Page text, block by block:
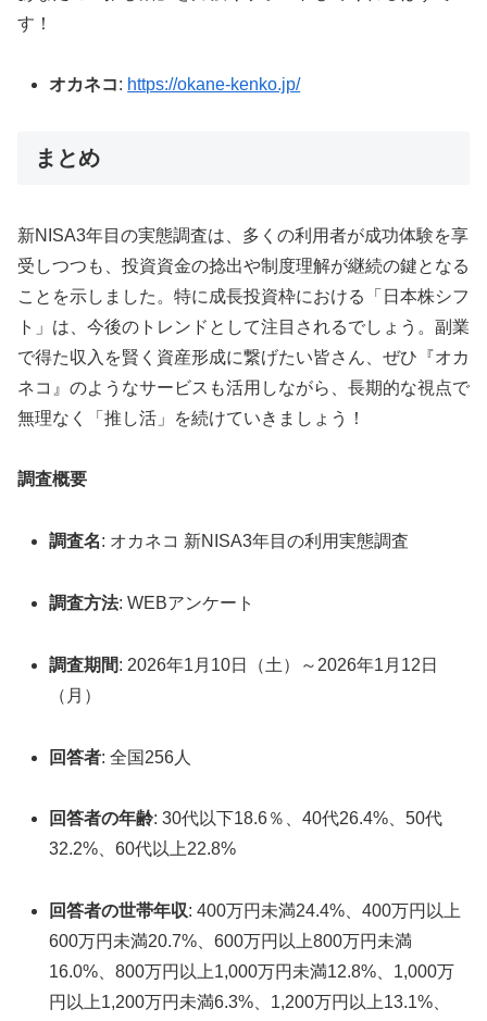
す！
オカネコ: https://okane-kenko.jp/
まとめ
新NISA3年目の実態調査は、多くの利用者が成功体験を享
受しつつも、投資資金の捻出や制度理解が継続の鍵となる
ことを示しました。特に成長投資枠における「日本株シフ
ト」は、今後のトレンドとして注目されるでしょう。副業
で得た収入を賢く資産形成に繋げたい皆さん、ぜひ『オカ
ネコ』のようなサービスも活用しながら、長期的な視点で
無理なく「推し活」を続けていきましょう！
調査概要
調査名: オカネコ 新NISA3年目の利用実態調査
調査方法: WEBアンケート
調査期間: 2026年1月10日（土）～2026年1月12日
（月）
回答者: 全国256人
回答者の年齢: 30代以下18.6％、40代26.4%、50代
32.2%、60代以上22.8%
回答者の世帯年収: 400万円未満24.4%、400万円以上
600万円未満20.7%、600万円以上800万円未満
16.0%、800万円以上1,000万円未満12.8%、1,000万
円以上1,200万円未満6.3%、1,200万円以上13.1%、